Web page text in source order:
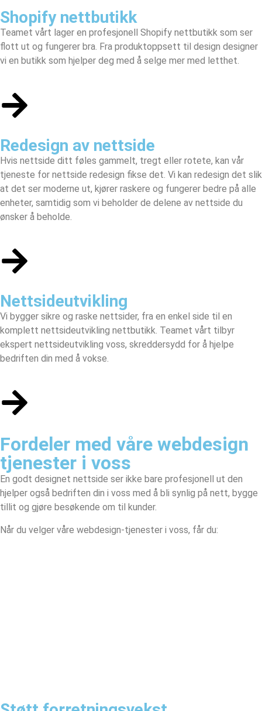
Shopify nettbutikk
Teamet vårt lager en profesjonell Shopify nettbutikk som ser
flott ut og fungerer bra. Fra produktoppsett til design designer
vi en butikk som hjelper deg med å selge mer med letthet.
Redesign av nettside
Hvis nettside ditt føles gammelt, tregt eller rotete, kan vår
tjeneste for nettside redesign fikse det. Vi kan redesign det slik
at det ser moderne ut, kjører raskere og fungerer bedre på alle
enheter, samtidig som vi beholder de delene av nettside du
ønsker å beholde.
Nettsideutvikling
Vi bygger sikre og raske nettsider, fra en enkel side til en
komplett nettsideutvikling nettbutikk. Teamet vårt tilbyr
ekspert nettsideutvikling voss, skreddersydd for å hjelpe
bedriften din med å vokse.
Fordeler med våre webdesign
tjenester i voss
En godt designet nettside ser ikke bare profesjonell ut den
hjelper også bedriften din i voss med å bli synlig på nett, bygge
tillit og gjøre besøkende om til kunder.
Når du velger våre webdesign-tjenester i voss, får du: